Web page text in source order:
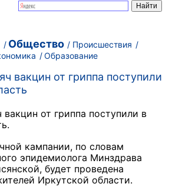
Общество
Происшествия
Образование
вакцин от гриппа поступили
от гриппа поступили в
кампании, по словам
эпидемиолога Минздрава
будет проведена
Иркутской области.